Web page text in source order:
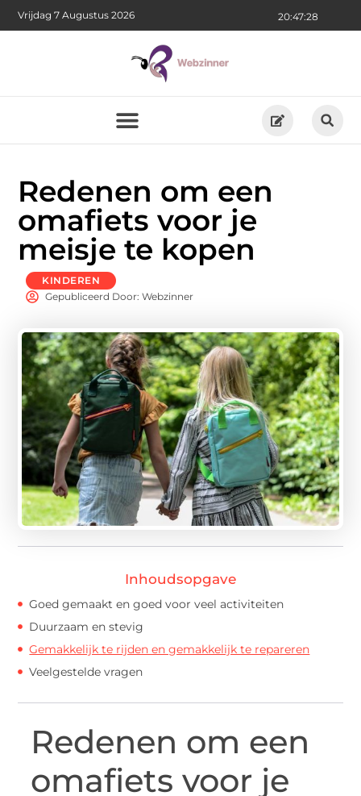
20:47:28
Vrijdag 7 Augustus 2026
Redenen om een ​​
omafiets voor je
meisje te kopen
KINDEREN
Gepubliceerd Door: Webzinner
Inhoudsopgave
Goed gemaakt en goed voor veel activiteiten
Duurzaam en stevig
Gemakkelijk te rijden en gemakkelijk te repareren
Veelgestelde vragen
Redenen om een ​​
omafiets voor je